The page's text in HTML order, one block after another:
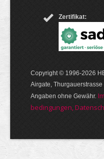
Zertifikat:
Copyright © 1996-2026
Airgate,
Angaben ohne Gewähr.
bedin­gungen,